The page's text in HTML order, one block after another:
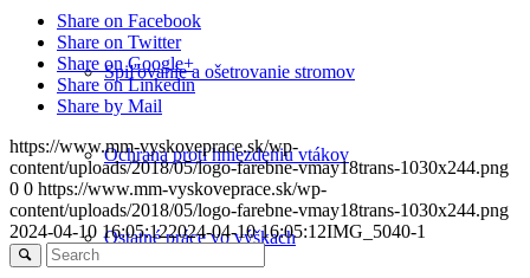
Spiľovanie a ošetrovanie stromov
Ochrana proti hniezdeniu vtákov
Ostatné práce vo výškach
Share on Facebook
Share on Twitter
Share on Google+
Share on Linkedin
Share by Mail
https://www.mm-vyskoveprace.sk/wp-
content/uploads/2018/05/logo-farebne-vmay18trans-1030x244.png
0 0 https://www.mm-vyskoveprace.sk/wp-
content/uploads/2018/05/logo-farebne-vmay18trans-1030x244.png
2024-04-10 16:05:122024-04-10 16:05:12IMG_5040-1